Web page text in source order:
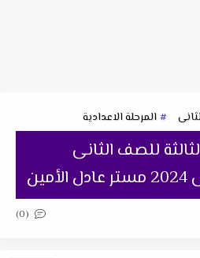
المرحلة الاعدادية
للصف الثانى
(0)